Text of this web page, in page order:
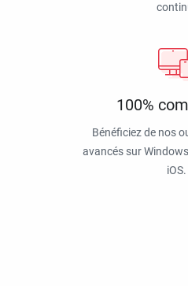
100%
Bénéficiez de nos
avancés sur
iOS.